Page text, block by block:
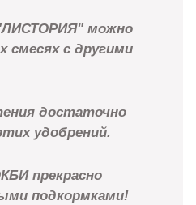
можно
смесях с другими
достаточно
удобрений.
прекрасно
подкормками!